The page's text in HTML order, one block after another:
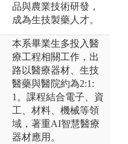
品與農業技術研發，
成為生技製藥人才。
本系畢業生多投入醫
療工程相關工作，出
路以醫療器材、生技
醫藥與醫院約為2:1:
1。課程結合電子、資
工、材料、機械等領
域，著重AI智慧醫療
器材應用。